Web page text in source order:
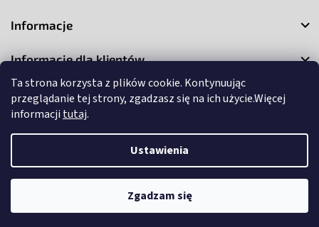
Ta strona korzysta z plików cookie. Kontynuując
przeglądanie tej strony, zgadzasz się na ich użycie.Więcej
informacji tutaj.
Ustawienia
Zgadzam się
k
Informacje
Informacje dla klientów
Kontakt
3Market. Wszystkie prawa zastrzeżone.
ustawienia plików cookie